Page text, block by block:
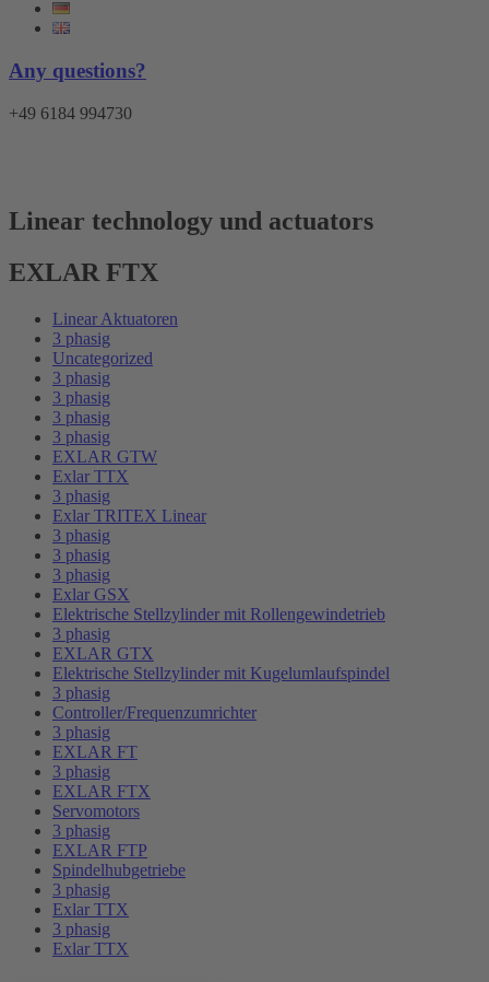
Any questions?
+49 6184 994730
Linear technology und actuators
EXLAR FTX
Linear Aktuatoren
3 phasig
Uncategorized
3 phasig
3 phasig
3 phasig
3 phasig
EXLAR GTW
Exlar TTX
3 phasig
Exlar TRITEX Linear
3 phasig
3 phasig
3 phasig
Exlar GSX
Elektrische Stellzylinder mit Rollengewindetrieb
3 phasig
EXLAR GTX
Elektrische Stellzylinder mit Kugelumlaufspindel
3 phasig
Controller/Frequenzumrichter
3 phasig
EXLAR FT
3 phasig
EXLAR FTX
Servomotors
3 phasig
EXLAR FTP
Spindelhubgetriebe
3 phasig
Exlar TTX
3 phasig
Exlar TTX